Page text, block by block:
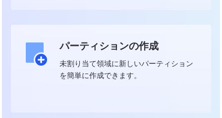
パーティションの作成
未割り当て領域に新しいパーティション
を簡単に作成できます。